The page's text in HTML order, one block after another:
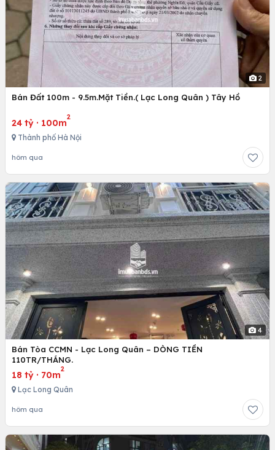
2
Bán Đất 100m - 9.5m.Mặt Tiền.( Lạc Long Quân ) Tây Hồ
24 tỷ · 100m
2
Thành phố Hà Nội
hôm qua
4
Bán Tòa CCMN - Lạc Long Quân – DÒNG TIỀN
110TR/THÁNG.
18 tỷ · 70m
2
Lạc Long Quân
hôm qua